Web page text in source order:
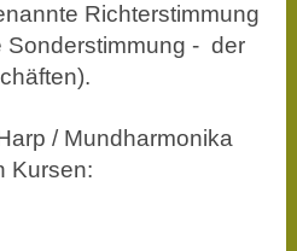
Richterstimmung
Sonderstimmung - der
/ Mundharmonika
Kursen: